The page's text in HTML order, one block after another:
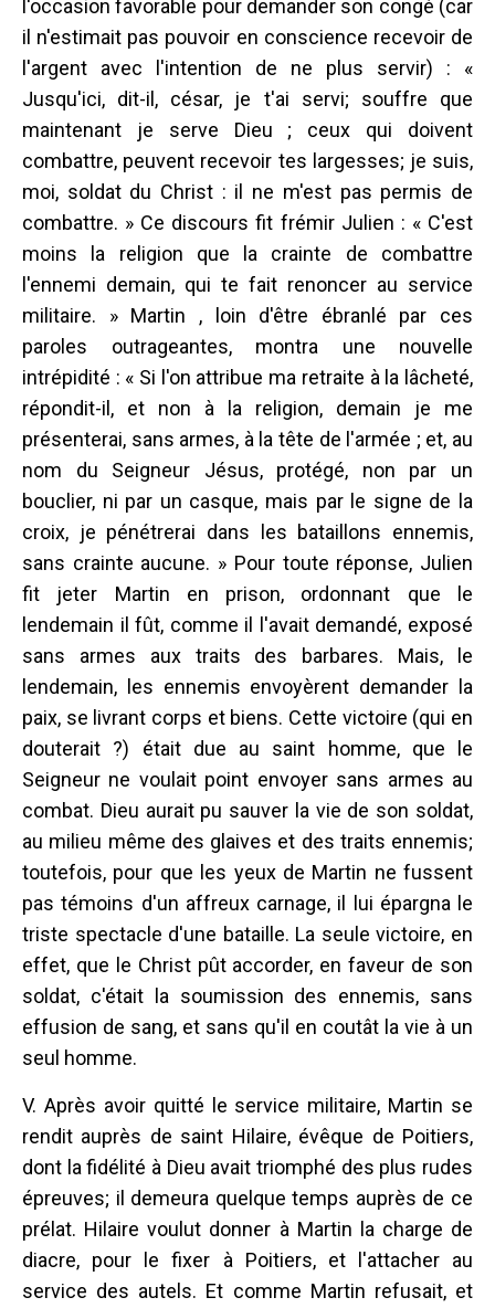
l'occasion favorable pour demander son congé (car
il n'estimait pas pouvoir en conscience recevoir de
l'argent avec l'intention de ne plus servir) : «
Jusqu'ici, dit-il, césar, je t'ai servi; souffre que
maintenant je serve Dieu ; ceux qui doivent
combattre, peuvent recevoir tes largesses; je suis,
moi, soldat du Christ : il ne m'est pas permis de
combattre. » Ce discours fit frémir Julien : « C'est
moins la religion que la crainte de combattre
l'ennemi demain, qui te fait renoncer au service
militaire. » Martin , loin d'être ébranlé par ces
paroles outrageantes, montra une nouvelle
intrépidité : « Si l'on attribue ma retraite à la lâcheté,
répondit-il, et non à la religion, demain je me
présenterai, sans armes, à la tête de l'armée ; et, au
nom du Seigneur Jésus, protégé, non par un
bouclier, ni par un casque, mais par le signe de la
croix, je pénétrerai dans les bataillons ennemis,
sans crainte aucune. » Pour toute réponse, Julien
fit jeter Martin en prison, ordonnant que le
lendemain il fût, comme il l'avait demandé, exposé
sans armes aux traits des barbares. Mais, le
lendemain, les ennemis envoyèrent demander la
paix, se livrant corps et biens. Cette victoire (qui en
douterait ?) était due au saint homme, que le
Seigneur ne voulait point envoyer sans armes au
combat. Dieu aurait pu sauver la vie de son soldat,
au milieu même des glaives et des traits ennemis;
toutefois, pour que les yeux de Martin ne fussent
pas témoins d'un affreux carnage, il lui épargna le
triste spectacle d'une bataille. La seule victoire, en
effet, que le Christ pût accorder, en faveur de son
soldat, c'était la soumission des ennemis, sans
effusion de sang, et sans qu'il en coutât la vie à un
seul homme.
V. Après avoir quitté le service militaire, Martin se
rendit auprès de saint Hilaire, évêque de Poitiers,
dont la fidélité à Dieu avait triomphé des plus rudes
épreuves; il demeura quelque temps auprès de ce
prélat. Hilaire voulut donner à Martin la charge de
diacre, pour le fixer à Poitiers, et l'attacher au
service des autels. Et comme Martin refusait, et